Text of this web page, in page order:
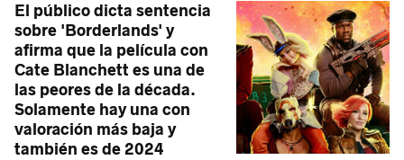
El público dicta sentencia
sobre 'Borderlands' y
afirma que la película con
Cate Blanchett es una de
las peores de la década.
Solamente hay una con
valoración más baja y
también es de 2024